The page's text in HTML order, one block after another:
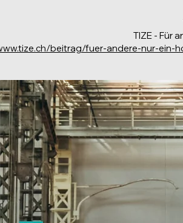
TIZE - Für
beitrag/fuer-andere-nur-ein-